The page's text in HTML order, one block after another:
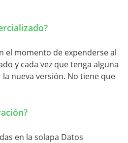
el momento de expenderse al
y cada vez que tenga alguna
nueva versión. No tiene que
en la solapa Datos